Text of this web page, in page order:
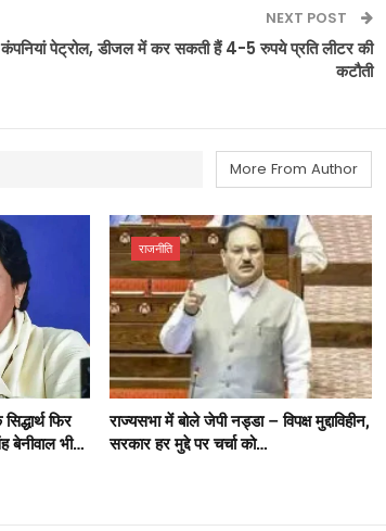
NEXT POST
पेट्रोल, डीजल में कर सकती हैं 4-5 रुपये प्रति लीटर की
कटौती
More From Author
फिर
बेनीवाल भी…
राजनीति
राज्यसभा में बोले जेपी नड्डा – विपक्ष मुद्दाविहीन,
सरकार हर मुद्दे पर चर्चा को…